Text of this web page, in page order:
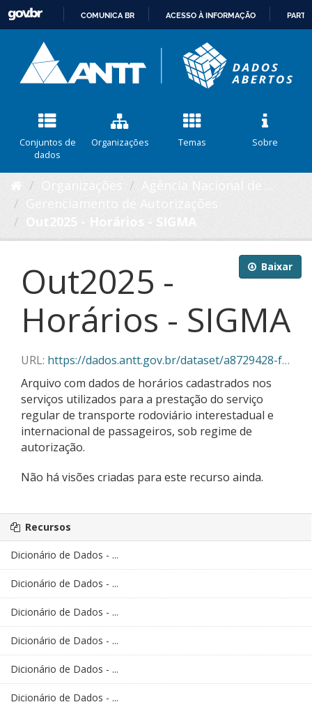
CONTEÚDO
COMUNICA BR ACESSO À INFORMAÇÃO
Conjuntos de
dados
Organizações Temas Sobre
Baixar
Out2025 -
Horários - SIGMA
URL: https://dados.antt.gov.br/dataset/a8729428-f382-430c-abe5-6e5f85aa9a03/resource/2c21ef87-1152-4f3d-a834-3104ce5dd35e/download/10-2025_horarios_sigma.csv
Arquivo com dados de horários cadastrados nos
serviços utilizados para a prestação do serviço
regular de transporte rodoviário interestadual e
internacional de passageiros, sob regime de
autorização.
Não há visões criadas para este recurso ainda.
Recursos
Dicionário de Dados - ...
Dicionário de Dados - ...
Dicionário de Dados - ...
Dicionário de Dados - ...
Dicionário de Dados - ...
Dicionário de Dados - ...